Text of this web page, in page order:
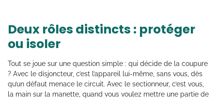
Deux rôles distincts : protéger
ou isoler
Tout se joue sur une question simple : qui décide de la coupure
? Avec le disjoncteur, c’est l’appareil lui-même, sans vous, dès
qu’un défaut menace le circuit. Avec le sectionneur, c’est vous,
la main sur la manette, quand vous voulez mettre une partie de